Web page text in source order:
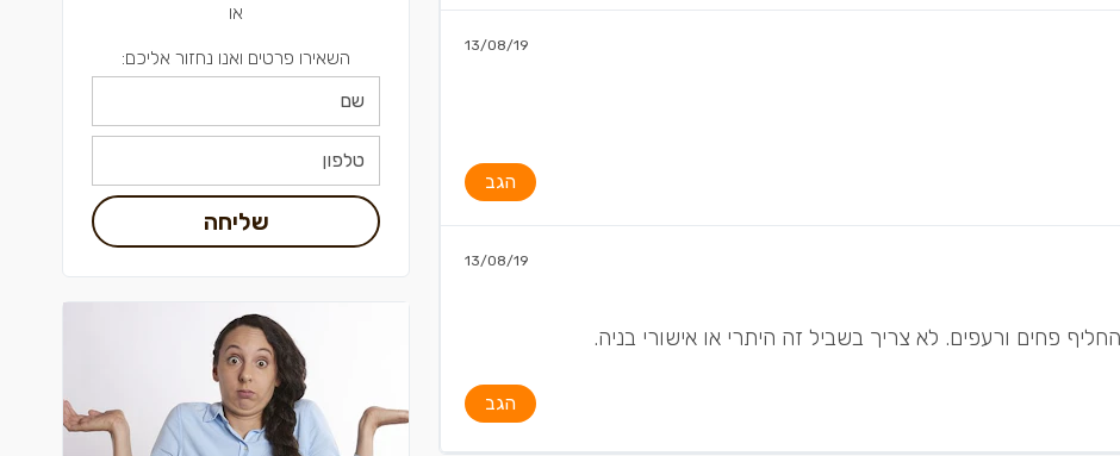
13/08/19
הגב
13/08/19
פחים ורעפים. לא צריך בשביל זה היתרי או אישורי בניה.
הגב
או
השאירו פרטים ואנו נחזור אליכם:
שליחה